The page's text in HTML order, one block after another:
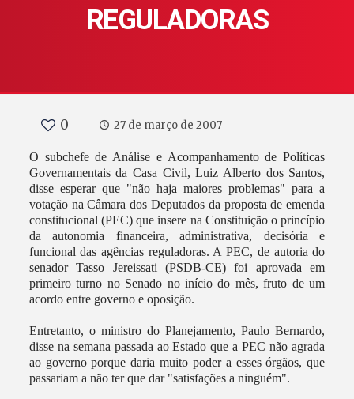
REGULADORAS
0 27 de março de 2007
O subchefe de Análise e Acompanhamento de Políticas
Governamentais da Casa Civil, Luiz Alberto dos Santos,
disse esperar que "não haja maiores problemas" para a
votação na Câmara dos Deputados da proposta de emenda
constitucional (PEC) que insere na Constituição o princípio
da autonomia financeira, administrativa, decisória e
funcional das agências reguladoras. A PEC, de autoria do
senador Tasso Jereissati (PSDB-CE) foi aprovada em
primeiro turno no Senado no início do mês, fruto de um
acordo entre governo e oposição.
Entretanto, o ministro do Planejamento, Paulo Bernardo,
disse na semana passada ao Estado que a PEC não agrada
ao governo porque daria muito poder a esses órgãos, que
passariam a não ter que dar "satisfações a ninguém".